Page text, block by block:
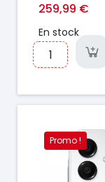
259,99 €
En stock
Promo !